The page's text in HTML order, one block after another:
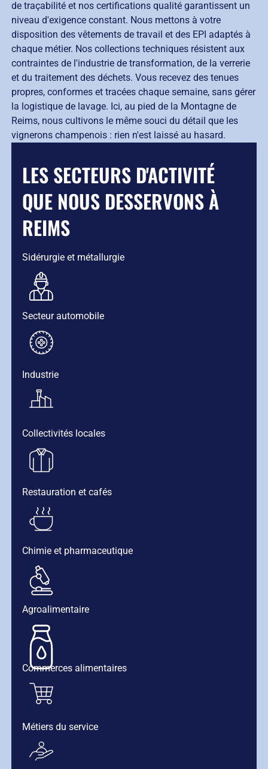
de traçabilité et nos certifications qualité garantissent un
niveau d'exigence constant. Nous mettons à votre
disposition des vêtements de travail et des EPI adaptés à
chaque métier. Nos collections techniques résistent aux
contraintes de l'industrie de transformation, de la verrerie
et du traitement des déchets. Vous recevez des tenues
propres, conformes et tracées chaque semaine, sans gérer
la logistique de lavage. Ici, au pied de la Montagne de
Reims, nous cultivons le même souci du détail que les
vignerons champenois : rien n'est laissé au hasard.
LES SECTEURS D'ACTIVITÉ
QUE NOUS DESSERVONS À
REIMS
Sidérurgie et métallurgie
Secteur automobile
Industrie
Collectivités locales
Restauration et cafés
Chimie et pharmaceutique
Agroalimentaire
Commerces alimentaires
Métiers du service